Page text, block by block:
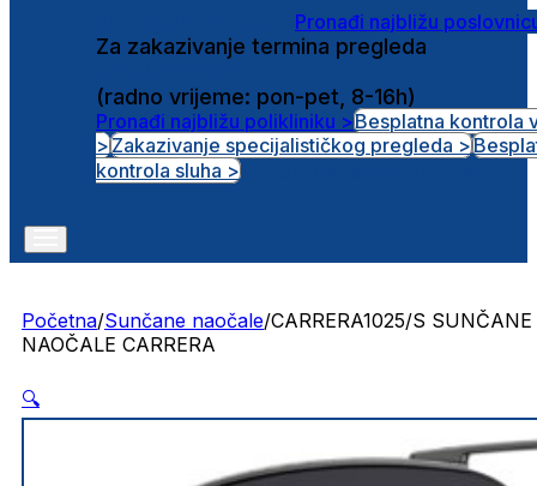
Pronađi najbližu
Za zakazivanje termina pregleda
(radno vrijeme: pon-pet, 8-16h)
Pronađi najbližu polikliniku >Besplatna kontrola
>Zakazivanje specijalističkog pregleda >
kontrola sluha >
Početna/Sunčane naočale/CARRERA1025/S SUNČANE
NAOČALE CARRERA
🔍